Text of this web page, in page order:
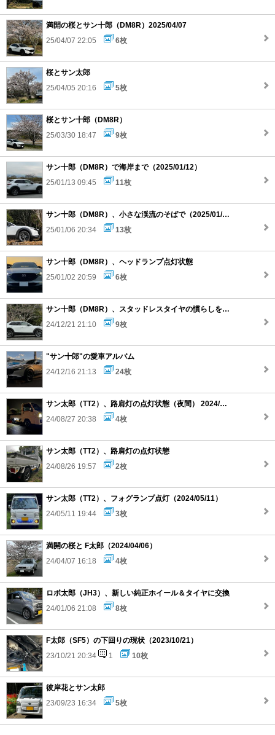
満開の桜とサン十郎（DM8R）2025/04/07
25/04/07 22:05
6枚
桜とサン太郎
25/04/05 20:16
5枚
桜とサン十郎（DM8R）
25/03/30 18:47
9枚
サン十郎（DM8R）で海岸まで（2025/01/12）
25/01/13 09:45
11枚
サン十郎（DM8R）、小さな渓流のそばで（2025/01/05）
25/01/06 20:34
13枚
サン十郎（DM8R）、ヘッドランプ点灯状態
25/01/02 20:59
6枚
サン十郎（DM8R）、スタッドレスタイヤの慣らしを兼ねたドライブで（2024/12/21）
24/12/21 21:10
9枚
"サン十郎"の愛車アルバム
24/12/16 21:13
24枚
サン太郎（TT2）、路肩灯の点灯状態（夜間） 2024/08/27
24/08/27 20:38
4枚
サン太郎（TT2）、路肩灯の点灯状態
24/08/26 19:57
2枚
サン太郎（TT2）、フォグランプ点灯（2024/05/11）
24/05/11 19:44
3枚
満開の桜と F太郎（2024/04/06）
24/04/07 16:18
4枚
ロボ太郎（JH3）、新しい純正ホイール＆タイヤに交換
24/01/06 21:08
8枚
F太郎（SF5）の下回りの現状（2023/10/21）
23/10/21 20:34
1 10枚
彼岸花とサン太郎
23/09/23 16:34
5枚